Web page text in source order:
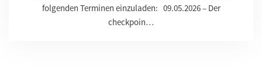
folgenden Terminen einzuladen: 09.05.2026 – Der
checkpoin…